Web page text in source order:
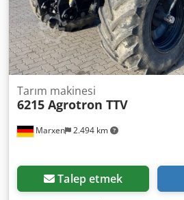
Marxen 2.494 km
Tarım makinesi
6215 Agrotron TTV
Talep etmek